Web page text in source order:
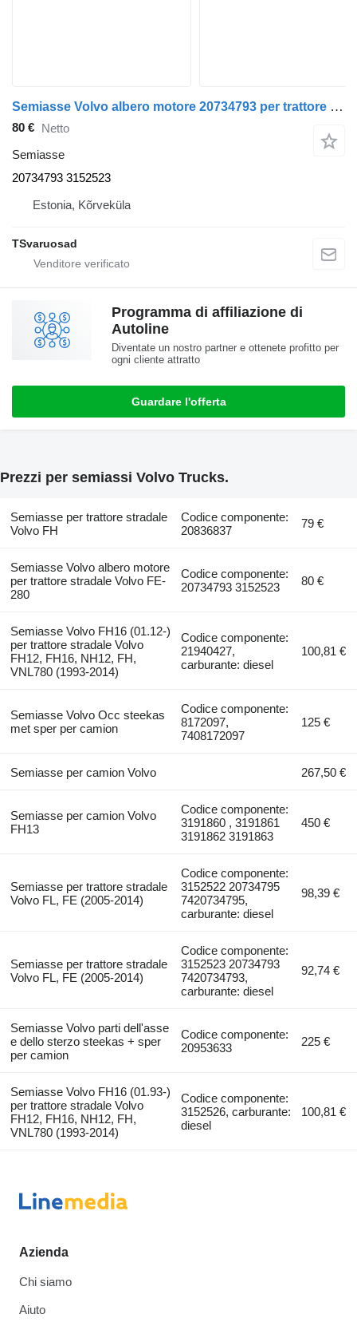
Semiasse Volvo albero motore 20734793 per trattore stradale Volvo FE-280
80 € Netto
Semiasse
20734793 3152523
Estonia, Kõrveküla
TSvaruosad
Programma di affiliazione di
Autoline
Diventate un nostro partner e ottenete profitto per
ogni cliente attratto
Guardare l'offerta
Prezzi per semiassi Volvo Trucks.
Semiasse per trattore stradale
Volvo FH
Codice componente:
20836837
79 €
Semiasse Volvo albero motore
per trattore stradale Volvo FE-
280
Codice componente:
20734793 3152523
80 €
Semiasse Volvo FH16 (01.12-)
per trattore stradale Volvo
FH12, FH16, NH12, FH,
VNL780 (1993-2014)
Codice componente:
21940427,
carburante: diesel
100,81 €
Semiasse Volvo Occ steekas
met sper per camion
Codice componente:
8172097,
7408172097
125 €
Semiasse per camion Volvo 267,50 €
Semiasse per camion Volvo
FH13
Codice componente:
3191860 , 3191861
3191862 3191863
450 €
Semiasse per trattore stradale
Volvo FL, FE (2005-2014)
Codice componente:
3152522 20734795
7420734795,
carburante: diesel
98,39 €
Semiasse per trattore stradale
Volvo FL, FE (2005-2014)
Codice componente:
3152523 20734793
7420734793,
carburante: diesel
92,74 €
Semiasse Volvo parti dell'asse
e dello sterzo steekas + sper
per camion
Codice componente:
20953633
225 €
Semiasse Volvo FH16 (01.93-)
per trattore stradale Volvo
FH12, FH16, NH12, FH,
VNL780 (1993-2014)
Codice componente:
3152526, carburante:
diesel
100,81 €
Azienda
Chi siamo
Aiuto